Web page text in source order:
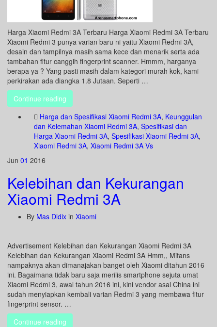
Harga Xiaomi Redmi 3A Terbaru Harga Xiaomi Redmi 3A Terbaru
Xiaomi Redmi 3 punya varian baru ni yaitu Xiaomi Redmi 3A,
desain dan tampilnya masih sama kece dan menarik serta ada
tambahan fitur canggih fingerprint scanner. Hmmm, harganya
berapa ya ? Yang pasti masih dalam kategori murah kok, kami
perkirakan ada diangka 1.8 Jutaan. Seperti …
Continue reading
Harga dan Spesifikasi Xiaomi Redmi 3A, Keunggulan
dan Kelemahan Xiaomi Redmi 3A, Spesifikasi dan
Harga Xiaomi Redmi 3A, Spesifikasi Xiaomi Redmi 3A,
Xiaomi Redmi 3A, Xiaomi Redmi 3A Vs
Jun 01 2016
Kelebihan dan Kekurangan
Xiaomi Redmi 3A
By Mas Didix in Xiaomi
Advertisement Kelebihan dan Kekurangan Xiaomi Redmi 3A
Kelebihan dan Kekurangan Xiaomi Redmi 3A Hmm,, Mifans
nampaknya akan dimanajakan banget oleh Xiaomi ditahun 2016
ini. Bagaimana tidak baru saja merilis smartphone sejuta umat
Xiaomi Redmi 3, awal tahun 2016 ini, kini vendor asal China ini
sudah menyiapkan kembali varian Redmi 3 yang membawa fitur
fingerprint sensor. …
Continue reading